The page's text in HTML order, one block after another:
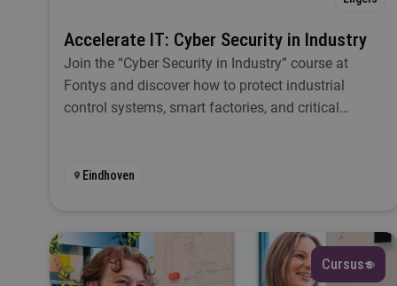
Accelerate IT: Cyber Security in Industry
Join the “Cyber Security in Industry” course at
Fontys and discover how to protect industrial
control systems, smart factories, and critical
Eindhoven
Cursus